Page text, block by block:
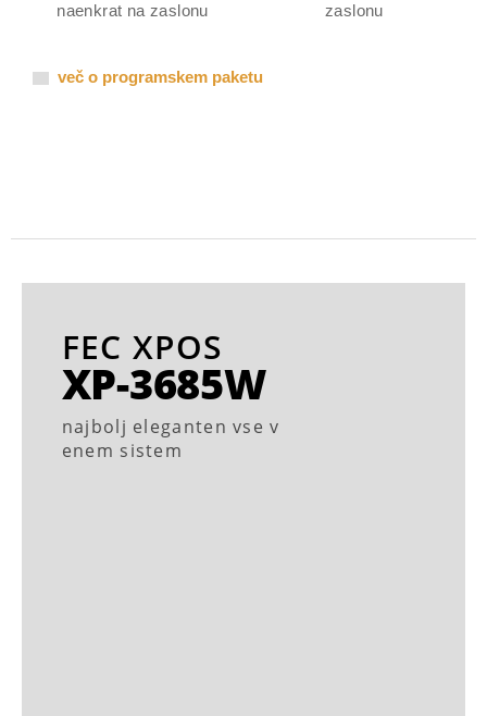
naenkrat na zaslonu
zaslonu
več o programskem paketu
FEC XPOS
XP-3685W
najbolj eleganten vse v
enem sistem